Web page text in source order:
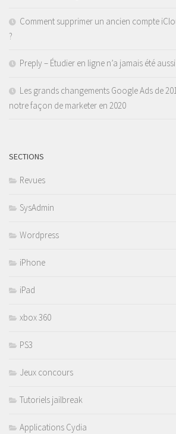
Comment supprimer un ancien compte
?
Preply – Étudier en ligne n’a jamais été
Les grands changements Google Ads de
notre façon de marketer en 2020
SECTIONS
Revues
SysAdmin
Wordpress
iPhone
iPad
xbox 360
PS3
Jeux concours
Tutoriels jailbreak
Applications Cydia